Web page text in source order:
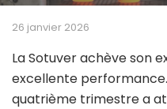
26 janvier 2026
La Sotuver achève son
excellente
quatrième trimestre a